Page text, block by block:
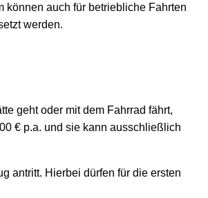
können auch für betriebliche Fahrten
werden.
geht oder mit dem Fahrrad fährt,
€ p.a. und sie kann ausschließlich
antritt. Hierbei dürfen für die ersten